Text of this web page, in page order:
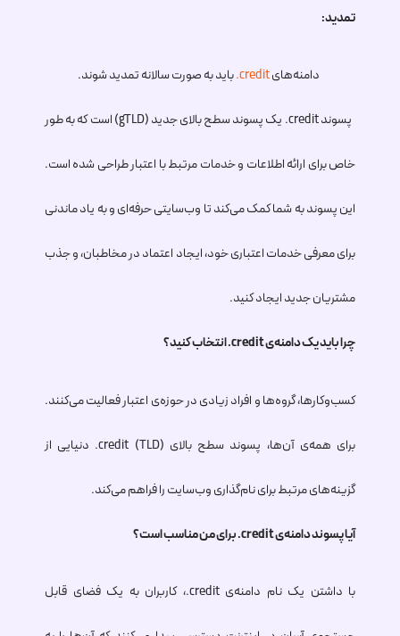
تمدید:
دامنه‌های.creditباید به صورت سالانه تمدید شوند.
پسوند.credit یک پسوند سطح بالای جدید (gTLD) است که به طور
خاص برای ارائه اطلاعات و خدمات مرتبط با اعتبار طراحی شده است.
این پسوند به شما کمک می‌کند تا وب‌سایتی حرفه‌ای و به یاد ماندنی
برای معرفی خدمات اعتباری خود، ایجاد اعتماد در مخاطبان، و جذب
مشتریان جدید ایجاد کنید.
چرا باید یک دامنه‌ی.creditانتخاب کنید؟
کسب‌وکارها، گروه‌ها و افراد زیادی در حوزه‌ی اعتبار فعالیت می‌کنند.
برای همه‌ی آن‌ها، پسوند سطح بالای (TLD) .credit دنیایی از
گزینه‌های مرتبط برای نام‌گذاری وب‌سایت را فراهم می‌کند.
آیا پسوند دامنه‌ی.creditبرای من مناسب است؟
با داشتن یک نام دامنه‌ی.credit، کاربران به یک فضای قابل